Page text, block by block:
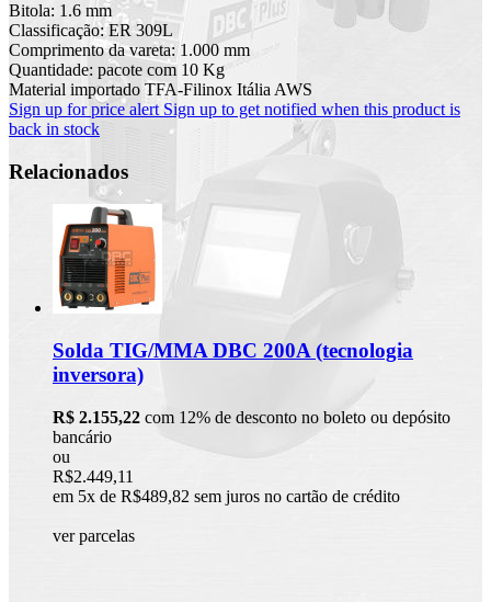
Bitola: 1.6 mm
Classificação: ER 309L
Comprimento da vareta: 1.000 mm
Quantidade: pacote com 10 Kg
Material importado TFA-Filinox Itália AWS
Sign up for price alert Sign up to get notified when this product is
back in stock
Relacionados
Solda TIG/MMA DBC 200A (tecnologia
inversora)
R$ 2.155,22 com 12% de desconto no boleto ou depósito
bancário
ou
R$2.449,11
em 5x de R$489,82 sem juros no cartão de crédito
ver parcelas